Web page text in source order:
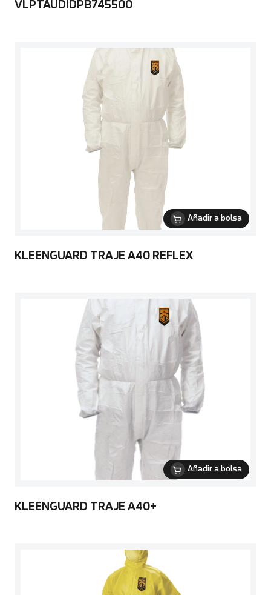
VLPTAUDIDPB745500
Añadir a bolsa
KLEENGUARD TRAJE A40 REFLEX
Añadir a bolsa
KLEENGUARD TRAJE A40+